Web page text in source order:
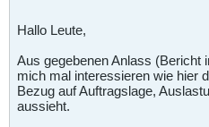
Hallo Leute,
Aus gegebenen Anlass (Bericht
mich mal interessieren wie hier
Bezug auf Auftragslage,
aussieht.